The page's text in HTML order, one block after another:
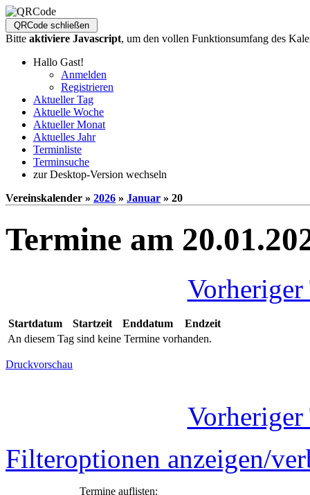
Bitte aktiviere Javascript, um den vollen Funktionsumfang des
Hallo Gast!
Anmelden
Registrieren
Aktueller Tag
Aktuelle Woche
Aktueller Monat
Aktuelles Jahr
Terminliste
Terminsuche
zur Desktop-Version wechseln
Vereinskalender » 2026 » Januar » 20
Termine am
Vorheriger
Startdatum Startzeit Enddatum
Endzeit
An diesem Tag sind keine Termine vorhanden.
Druckvorschau
Vorheriger
Filteroptionen anzeigen/
Termine auflisten: